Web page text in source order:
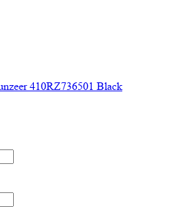
410RZ736501 Black